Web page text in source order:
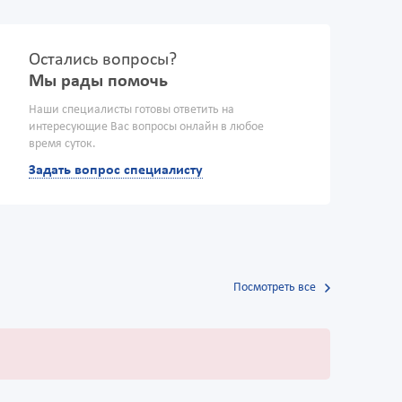
Остались вопросы?
Мы рады помочь
Наши специалисты готовы ответить на
интересующие Вас вопросы онлайн в любое
время суток.
Задать вопрос специалисту
Посмотреть все